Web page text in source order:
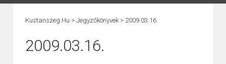
Kustanszeg.hu > Jegyzőkönyvek > 2009.03.16.
2009.03.16.